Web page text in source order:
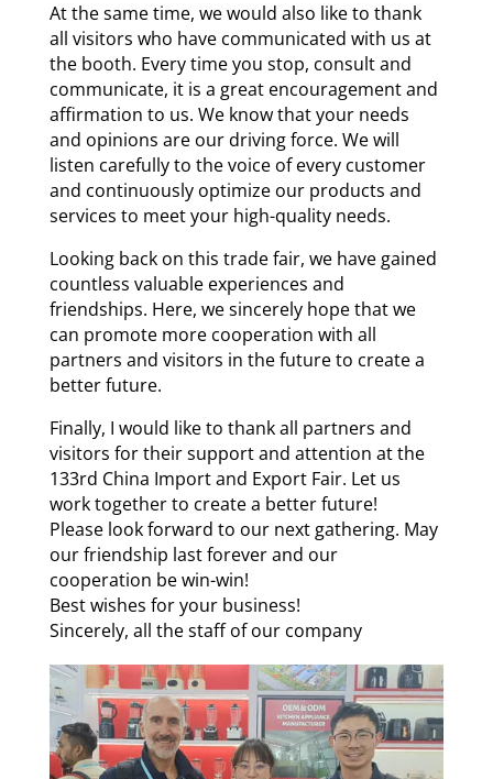
At the same time, we would also like to thank
all visitors who have communicated with us at
the booth. Every time you stop, consult and
communicate, it is a great encouragement and
affirmation to us. We know that your needs
and opinions are our driving force. We will
listen carefully to the voice of every customer
and continuously optimize our products and
services to meet your high-quality needs.
Looking back on this trade fair, we have gained
countless valuable experiences and
friendships. Here, we sincerely hope that we
can promote more cooperation with all
partners and visitors in the future to create a
better future.
Finally, I would like to thank all partners and
visitors for their support and attention at the
133rd China Import and Export Fair. Let us
work together to create a better future!
Please look forward to our next gathering. May
our friendship last forever and our
cooperation be win-win!
Best wishes for your business!
Sincerely, all the staff of our company